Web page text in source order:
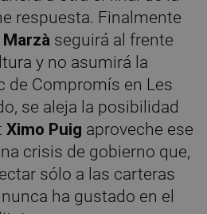
respuesta. Finalmente
seguirá al frente
y no asumirá la
de Compromís en Les
se aleja la posibilidad
Ximo Puig aproveche ese
crisis de gobierno que,
sólo a las carteras
ha gustado en el